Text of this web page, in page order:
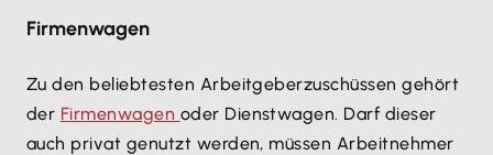
Firmenwagen
Zu den beliebtesten Arbeitgeberzuschüssen gehört
der Firmenwagen oder Dienstwagen. Darf dieser
auch privat genutzt werden, müssen Arbeitnehmer